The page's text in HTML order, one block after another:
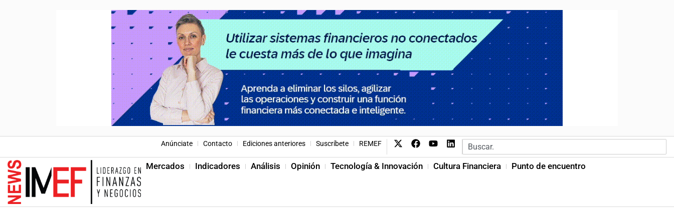
Anúnciate Contacto Ediciones anteriores Suscríbete REMEF
Mercados Indicadores Análisis Opinión Tecnología & Innovación Cultura Financiera Punto de encuentro